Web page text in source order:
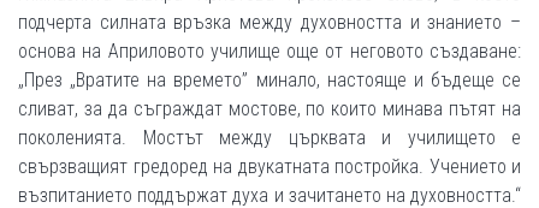
подчерта силната връзка между духовността и знанието –
основа на Априловото училище още от неговото създаване:
„През „Вратите на времето” минало, настояще и бъдеще се
сливат, за да съграждат мостове, по които минава пътят на
поколенията. Мостът между църквата и училището е
свързващият гредоред на двукатната постройка. Учението и
възпитанието поддържат духа и зачитането на духовността.“